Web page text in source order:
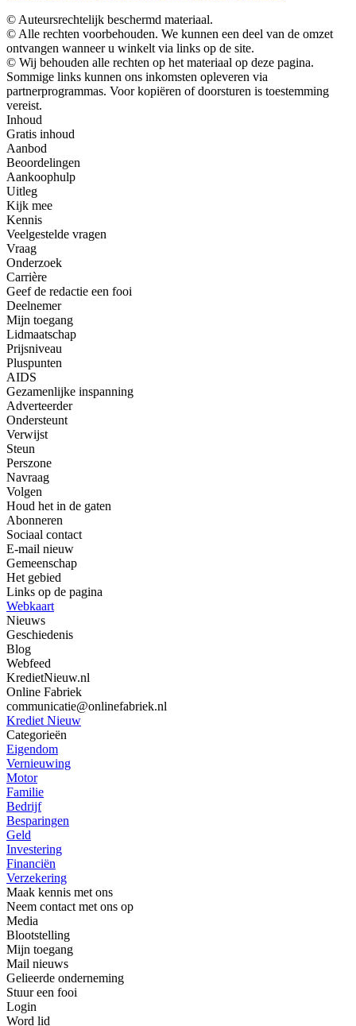
© Auteursrechtelijk beschermd materiaal.
© Alle rechten voorbehouden. We kunnen een deel van de omzet
ontvangen wanneer u winkelt via links op de site.
© Wij behouden alle rechten op het materiaal op deze pagina.
Sommige links kunnen ons inkomsten opleveren via
partnerprogrammas. Voor kopiëren of doorsturen is toestemming
vereist.
Inhoud
Gratis inhoud
Aanbod
Beoordelingen
Aankoophulp
Uitleg
Kijk mee
Kennis
Veelgestelde vragen
Vraag
Onderzoek
Carrière
Geef de redactie een fooi
Deelnemer
Mijn toegang
Lidmaatschap
Prijsniveau
Pluspunten
AIDS
Gezamenlijke inspanning
Adverteerder
Ondersteunt
Verwijst
Steun
Perszone
Navraag
Volgen
Houd het in de gaten
Abonneren
Sociaal contact
E-mail nieuw
Gemeenschap
Het gebied
Links op de pagina
Webkaart
Nieuws
Geschiedenis
Blog
Webfeed
KredietNieuw.nl
Online Fabriek
communicatie@onlinefabriek.nl
Krediet Nieuw
Categorieën
Eigendom
Vernieuwing
Motor
Familie
Bedrijf
Besparingen
Geld
Investering
Financiën
Verzekering
Maak kennis met ons
Neem contact met ons op
Media
Blootstelling
Mijn toegang
Mail nieuws
Gelieerde onderneming
Stuur een fooi
Login
Word lid